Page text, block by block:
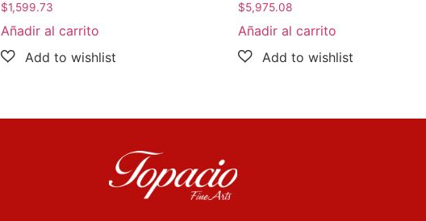
$1,599.73
Añadir al carrito
$5,975.08
Añadir al carrito